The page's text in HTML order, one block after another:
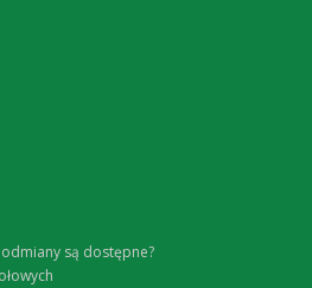
są dostępne?